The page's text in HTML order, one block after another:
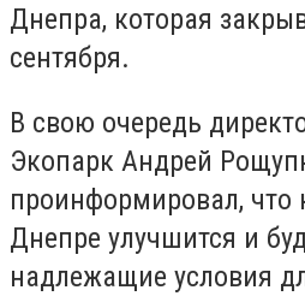
Днепра, которая
сентября.
В свою очередь
Экопарк Андрей
проинформировал, что
Днепре улучшится и
надлежащие условия